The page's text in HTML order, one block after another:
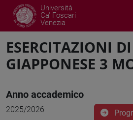
Università
Ca' Foscari
Venezia
ESERCITAZIONI
GIAPPONESE 3
Anno accademico
2025/2026